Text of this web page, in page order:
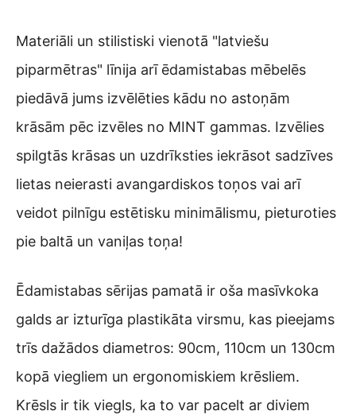
Materiāli un stilistiski vienotā "latviešu
piparmētras" līnija arī ēdamistabas mēbelēs
piedāvā jums izvēlēties kādu no astoņām
krāsām pēc izvēles no MINT gammas. Izvēlies
spilgtās krāsas un uzdrīksties iekrāsot sadzīves
lietas neierasti avangardiskos toņos vai arī
veidot pilnīgu estētisku minimālismu, pieturoties
pie baltā un vaniļas toņa!
Ēdamistabas sērijas pamatā ir oša masīvkoka
galds ar izturīga plastikāta virsmu, kas pieejams
trīs dažādos diametros: 90cm, 110cm un 130cm
kopā viegliem un ergonomiskiem krēsliem.
Krēsls ir tik viegls, ka to var pacelt ar diviem